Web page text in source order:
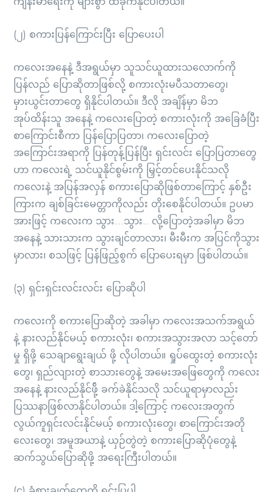
(၂) စကားပြန်ကြောင်းပြီး ပြောပေးပါ
ကလေးအနေနဲ့ ဒီအရွယ်မှာ သူသင်ယူထားသလောက်ကို
ပြန်လည် ပြောဆိုတာဖြစ်လို့ စကားလုံးမပီသတာတွေ၊
မှားယွင်းတာတွေ ရှိနိုင်ပါတယ်။ ဒီလို အချိန်မှာ မိဘ
အုပ်ထိန်းသူ အနေနဲ့ ကလေးပြောတဲ့ စကားလုံးကို အခြေခံပြီး
စာကြောင်းစီကာ ပြန်ပြောပြတာ၊ ကလေးပြောတဲ့
အကြောင်းအရာကို ပြန်တုန့်ပြန်ပြီး ရှင်းလင်း ပြောပြတာတွေ
ဟာ ကလေးရဲ့ သင်ယူနိုင်စွမ်းကို မြှင့်တင်ပေးနိုင်သလို
ကလေးနဲ့ အပြန်အလှန် စကားပြောဆိုဖြစ်တာကြောင့် နှစ်ဦး
ကြားက ချစ်ခြင်းမေတ္တာကိုလည်း တိုးစေနိုင်ပါတယ်။ ဥပမာ
အားဖြင့် ကလေးက သွား…သွား.. လို့ပြောတဲ့အခါမှာ မိဘ
အနေနဲ့ သားသားက သွားချင်တာလား၊ မီးမီးက အပြင်ကိုသွား
မှာလား၊ စသဖြင့် ပြန်ဖြည့်စွက် ပြောပေးရမှာ ဖြစ်ပါတယ်။
(၃) ရှင်းရှင်းလင်းလင်း ပြောဆိုပါ
ကလေးကို စကားပြောဆိုတဲ့ အခါမှာ ကလေးအသက်အရွယ်
နဲ့ နားလည်နိုင်မယ့် စကားလုံး၊ စကားအသွားအလာ သင့်တော်
မှု ရှိဖို့ သေချာရွေးချယ် ဖို့ လိုပါတယ်။ ရှုပ်ထွေးတဲ့ စကားလုံး
တွေ၊ ရှည်လျားတဲ့ စာသားတွေနဲ့ အမေးအဖြေတွေကို ကလေး
အနေနဲ့ နားလည်နိုင်ဖို့် ခက်ခဲနိုင်သလို သင်ယူရာမှာလည်း
ပြဿနာဖြစ်လာနိုင်ပါတယ်။ ဒါ့ကြောင့် ကလေးအတွက်
လွယ်ကူရှင်းလင်းနိုင်မယ့် စကားလုံးတွေ၊ စာကြောင်းအတို
လေးတွေ၊ အမူအယာနဲ့ ယှဉ်တွဲတဲ့ စကားပြောဆိုပုံတွေနဲ့
ဆက်သွယ်ပြောဆိုဖို့ အရေးကြီးပါတယ်။